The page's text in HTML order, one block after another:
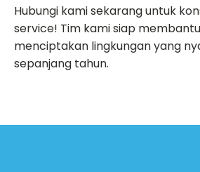
Hubungi kami sekarang untuk
service! Tim kami siap
menciptakan lingkungan yang
sepanjang tahun.